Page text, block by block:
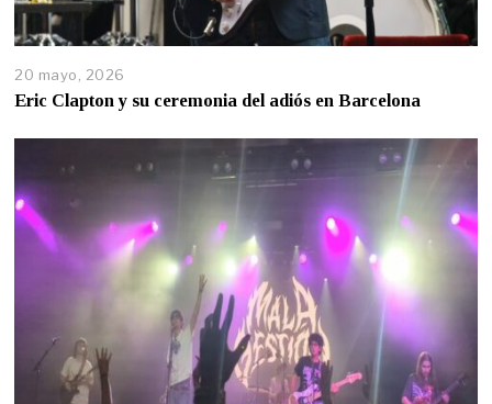
20 mayo, 2026
Eric Clapton y su ceremonia del adiós en Barcelona